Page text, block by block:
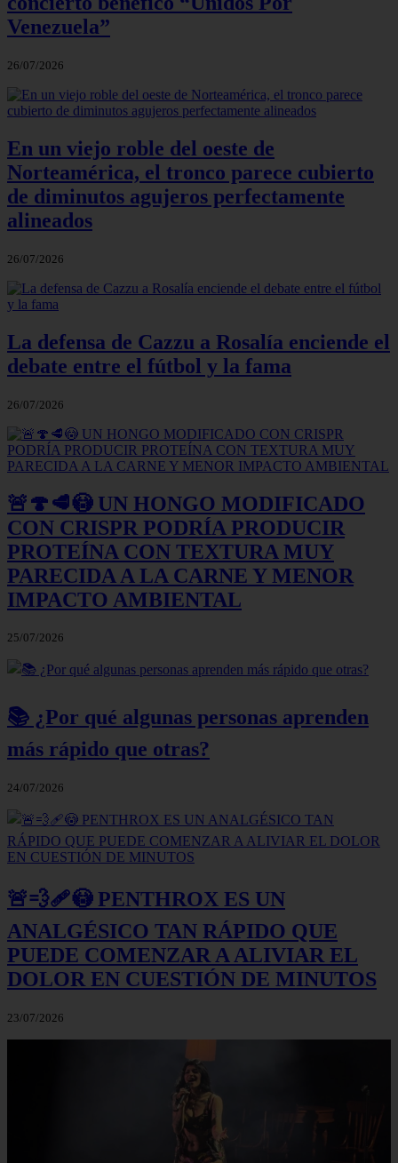
Venezuela”
26/07/2026
En un viejo roble del oeste de
Norteamérica, el tronco parece cubierto
de diminutos agujeros perfectamente
alineados
26/07/2026
La defensa de Cazzu a Rosalía enciende el
debate entre el fútbol y la fama
26/07/2026
🚨🍄🥩😳 UN HONGO MODIFICADO
CON CRISPR PODRÍA PRODUCIR
PROTEÍNA CON TEXTURA MUY
PARECIDA A LA CARNE Y MENOR
IMPACTO AMBIENTAL
25/07/2026
📚 ¿Por qué algunas personas aprenden
más rápido que otras?
24/07/2026
🚨💨🩹😳 PENTHROX ES UN
ANALGÉSICO TAN RÁPIDO QUE
PUEDE COMENZAR A ALIVIAR EL
DOLOR EN CUESTIÓN DE MINUTOS
23/07/2026